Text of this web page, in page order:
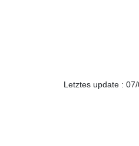
Letztes update :